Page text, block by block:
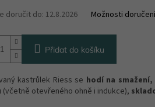
doručit do: 12.8.2026 Možnosti doručení
Přidat do košíku
kastrůlek Riess se hodí na
(včetně otevřeného ohně i indukce),